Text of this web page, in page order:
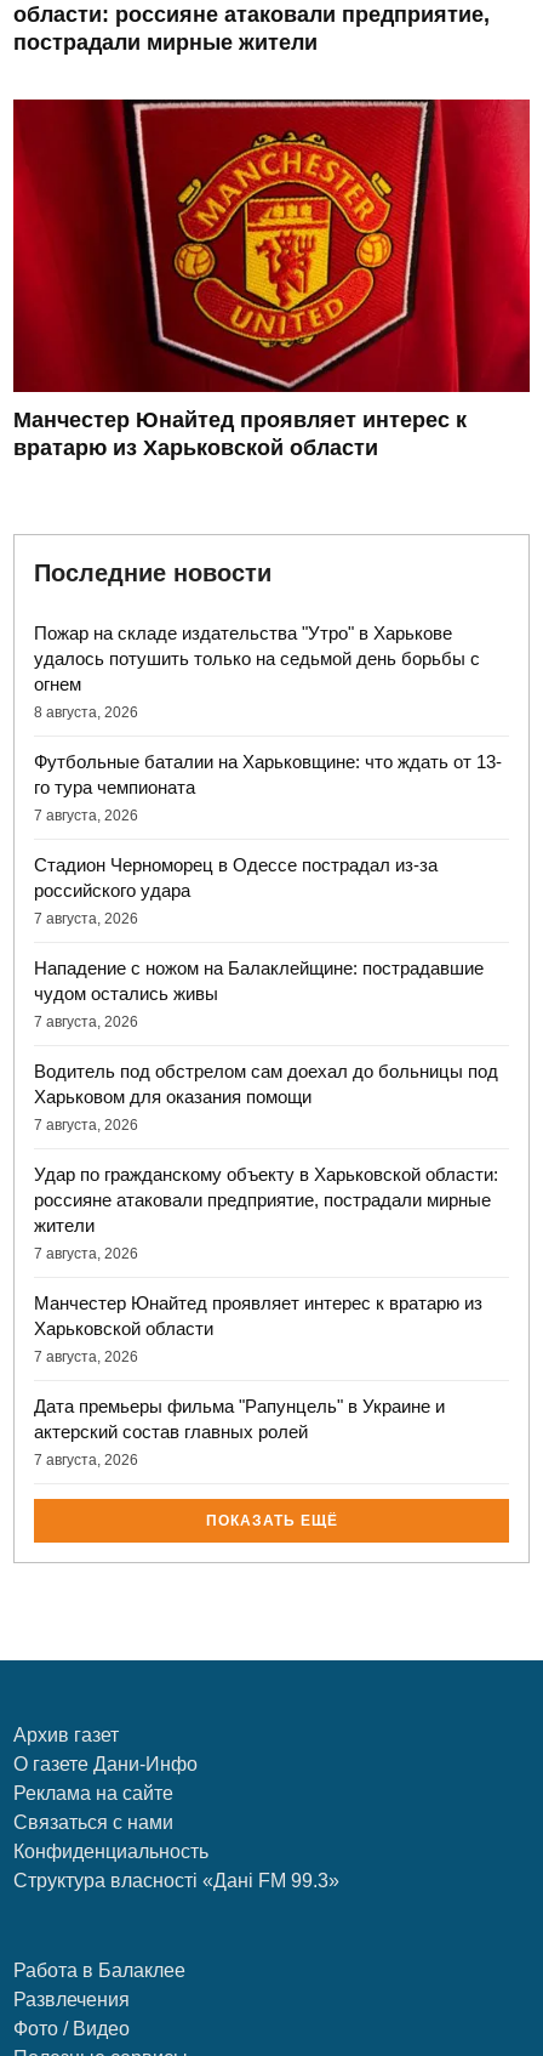
области: россияне атаковали предприятие,
пострадали мирные жители
Манчестер Юнайтед проявляет интерес к
вратарю из Харьковской области
Последние новости
Пожар на складе издательства "Утро" в Харькове
удалось потушить только на седьмой день борьбы с
огнем
8 августа, 2026
Футбольные баталии на Харьковщине: что ждать от 13-
го тура чемпионата
7 августа, 2026
Стадион Черноморец в Одессе пострадал из-за
российского удара
7 августа, 2026
Нападение с ножом на Балаклейщине: пострадавшие
чудом остались живы
7 августа, 2026
Водитель под обстрелом сам доехал до больницы под
Харьковом для оказания помощи
7 августа, 2026
Удар по гражданскому объекту в Харьковской области:
россияне атаковали предприятие, пострадали мирные
жители
7 августа, 2026
Манчестер Юнайтед проявляет интерес к вратарю из
Харьковской области
7 августа, 2026
Дата премьеры фильма "Рапунцель" в Украине и
актерский состав главных ролей
7 августа, 2026
ПОКАЗАТЬ ЕЩЁ
Архив газет
О газете Дани-Инфо
Реклама на сайте
Связаться с нами
Конфиденциальность
Структура власності «Дані FM 99.3»
Работа в Балаклее
Развлечения
Фото / Видео